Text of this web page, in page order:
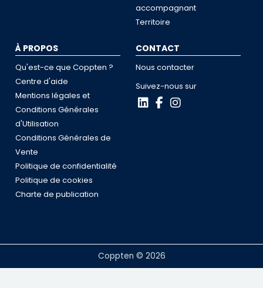
accompagnant
Territoire
À PROPOS
Qu'est-ce que Coppten ?
Centre d'aide
Mentions légales et
Conditions Générales
d'Utilisation
Conditions Générales de
Vente
Politique de confidentialité
Politique de cookies
Charte de publication
CONTACT
Nous contacter
Suivez-nous sur
Coppten © 2026